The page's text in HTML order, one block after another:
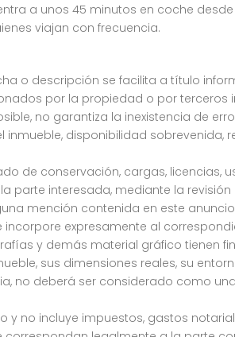
a unos 45 minutos en coche
viajan con frecuencia.
o descripción se facilita a título
por la propiedad o por terceros
no garantiza la inexistencia de
disponibilidad
de conservación, cargas,
parte interesada, mediante la
mención contenida en este
expresamente al
y demás material gráfico tienen
sus dimensiones reales, su
no deberá ser considerado como
y no incluye impuestos, gastos